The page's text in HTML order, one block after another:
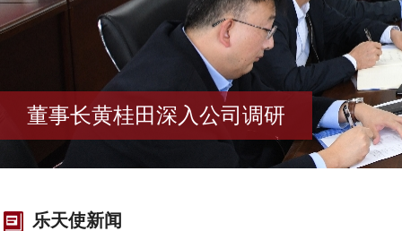
董事长黄桂田深入公司调研
乐天使新闻